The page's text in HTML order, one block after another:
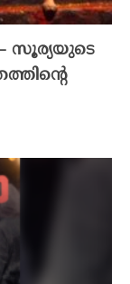
സൂര്യയുടെ